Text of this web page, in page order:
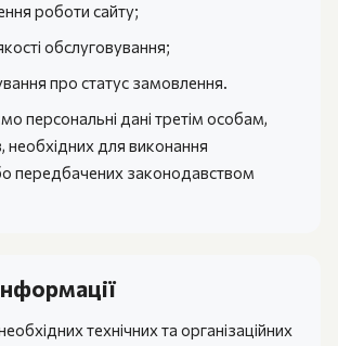
роботи сайту;
обслуговування;
про статус замовлення.
персональні дані третім особам,
необхідних для виконання
передбачених законодавством
технічних та організаційних